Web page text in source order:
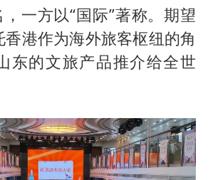
，一方以“国际”著称。期望
港作为海外旅客枢纽的角
东的文旅产品推介给全世